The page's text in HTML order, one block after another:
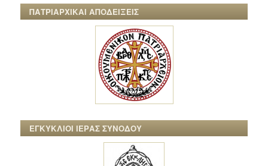
ΠΑΤΡΙΑΡΧΙΚΑΙ ΑΠΟΔΕΙΞΕΙΣ
ΕΓΚΥΚΛΙΟΙ ΙΕΡΑΣ ΣΥΝΟΔΟΥ